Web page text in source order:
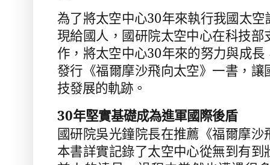
為了將太空中心30年來執行我國太
現給國人，國研院太空中心在科技
作，將太空中心30年來的努力與成
發行《福爾摩沙飛向太空》一書，
技發展的軌跡。
30年堅實基礎成為進軍國際後盾
國研院吳光鐘院長在推薦《福爾摩
本書詳實記錄了太空中心從無到有